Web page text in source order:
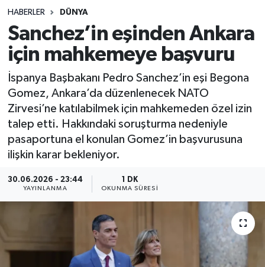
HABERLER DÜNYA
Sanchez’in eşinden Ankara
için mahkemeye başvuru
İspanya Başbakanı Pedro Sanchez’in eşi Begona
Gomez, Ankara’da düzenlenecek NATO
Zirvesi’ne katılabilmek için mahkemeden özel izin
talep etti. Hakkındaki soruşturma nedeniyle
pasaportuna el konulan Gomez’in başvurusuna
ilişkin karar bekleniyor.
30.06.2026 - 23:44
YAYINLANMA
1 DK
OKUNMA SÜRESI
Spor
Teknoloji
Yaşam